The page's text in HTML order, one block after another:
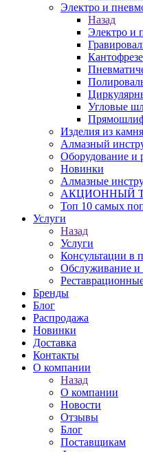
Электро и
Назад
Электро и
Угловые
Изделия из камня
Алмазный
Оборудование и
Новинки
Алмазные
АКЦИОННЫЙ
Топ 10 самых
Услуги
Назад
Услуги
Консультации в
Обслуживание и
Бренды
Блог
Распродажа
Новинки
Доставка
Контакты
О компании
Назад
О компании
Новости
Отзывы
Блог
Поставщикам